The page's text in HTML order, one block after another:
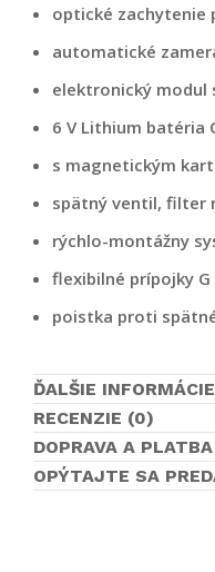
optické zachytenie
automatické
elektronický modul
6 V Lithium batéria
s magnetickým
spätný ventil, filter
rýchlo-montážny
flexibilné prípojky G
poistka proti
ĎALŠIE INFORMÁCIE
RECENZIE (0)
DOPRAVA A PLATBA
OPÝTAJTE SA